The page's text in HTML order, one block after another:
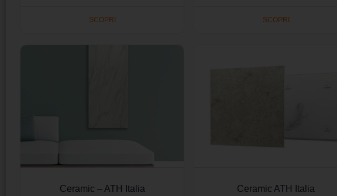
SCOPRI SCOPRI
Ceramic – ATH Italia Ceramic ATH Italia